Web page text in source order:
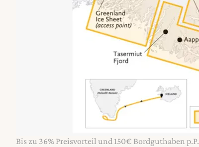
Bis zu 36% Preisvorteil und 150€ Bordguthaben p.P.